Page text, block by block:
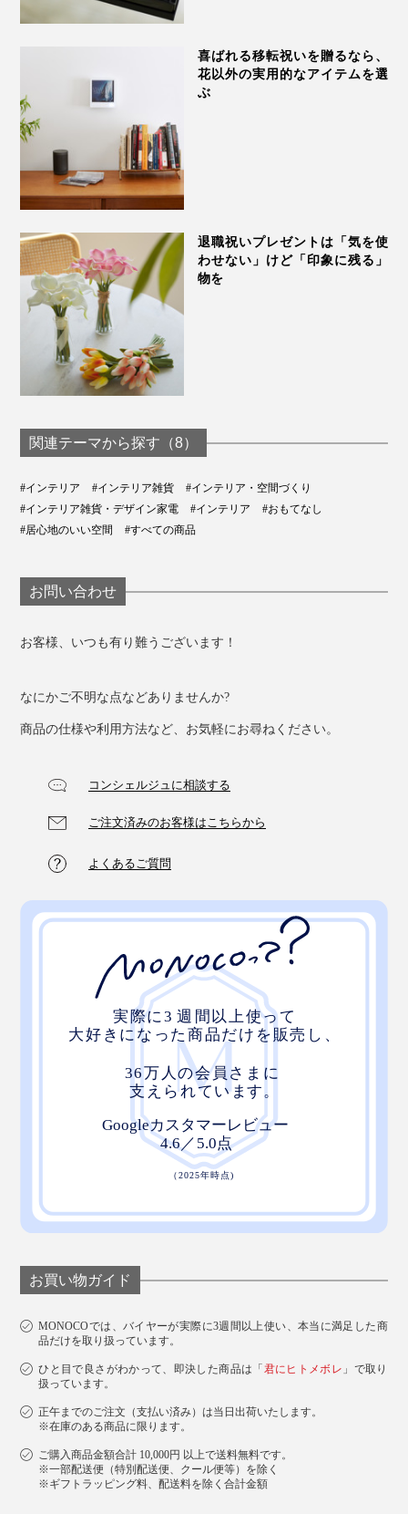
喜ばれる移転祝いを贈るなら、
花以外の実用的なアイテムを選
ぶ
退職祝いプレゼントは「気を使
わせない」けど「印象に残る」
物を
関連テーマから探す（8）
#インテリア #インテリア雑貨
#インテリア・空間づくり
#インテリア雑貨・デザイン家電
#インテリア
#おもてなし
#居心地のいい空間
#すべての商品
お問い合わせ
お客様、いつも有り難うございます！
なにかご不明な点などありませんか?
商品の仕様や利用方法など、お気軽にお尋ねください。
コンシェルジュに相談する
ご注文済みのお客様はこちらから
よくあるご質問
お買い物ガイド
MONOCOでは、バイヤーが実際に3週間以上使い、本当に満足した商
品だけを取り扱っています。
ひと目で良さがわかって、即決した商品は「君にヒトメボレ 」で取り
扱っています。
正午までのご注文（支払い済み）は当日出荷いたします。
※在庫のある商品に限ります。
ご購入商品金額合計 10,000円 以上で送料無料です。
※一部配送便（特別配送便、クール便等）を除く
※ギフトラッピング料、配送料を除く合計金額